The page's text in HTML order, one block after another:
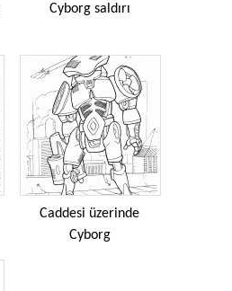
Cyborg saldırı
Caddesi üzerinde
Cyborg